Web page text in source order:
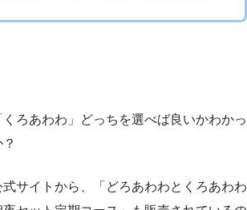
くろあわわ」どっちを選べば良いかわかっ
サイトから、「どろあわわとくろあわわ